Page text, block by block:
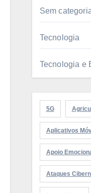
Sem
Tecnologia
Tecnologia e
5G
Aplicativos
Apoio
Ataques